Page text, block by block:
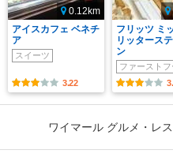
0.12km
アイスカフェ ベネチ
ア
スイーツ
3.22
フリッツ ミ
リッタース
ン
ファーストフ
ワイマール グルメ・レ